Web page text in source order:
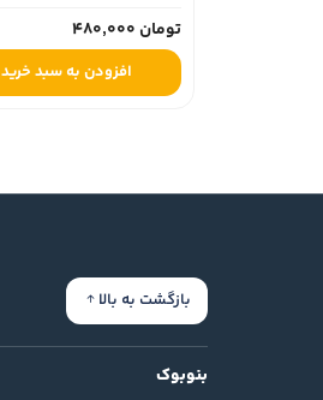
تومان 480,000
افزودن به سبد خرید
بازگشت به بالا
بنوبوک